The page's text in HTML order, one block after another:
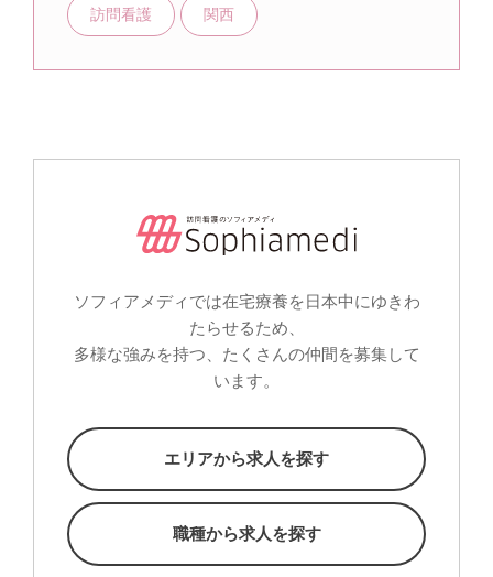
訪問看護 関西
ソフィアメディでは在宅療養を日本中にゆきわ
たらせるため、
多様な強みを持つ、たくさんの仲間を募集して
います。
エリアから求人を探す
職種から求人を探す